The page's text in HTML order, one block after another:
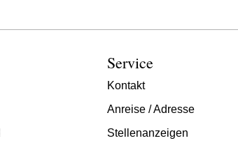
Service
Kontakt
Anreise / Adresse
Stellenanzeigen